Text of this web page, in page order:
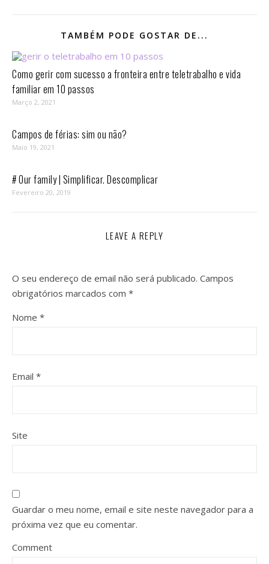
TAMBÉM PODE GOSTAR DE...
Como gerir com sucesso a fronteira entre teletrabalho e vida
familiar em 10 passos⁣
Março 2, 2021
Campos de férias: sim ou não?
Maio 19, 2021
# Our family | Simplificar. Descomplicar
Fevereiro 20, 2019
LEAVE A REPLY
O seu endereço de email não será publicado. Campos
obrigatórios marcados com *
Nome *
Email *
Site
Guardar o meu nome, email e site neste navegador para a
próxima vez que eu comentar.
Comment